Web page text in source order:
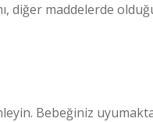
diğer maddelerde
Bebeğiniz